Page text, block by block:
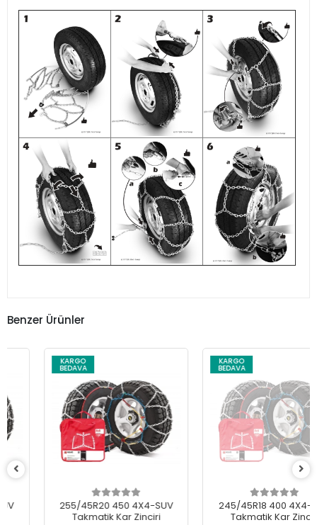
Benzer Ürünler
255/45R20 450 4X4-SUV
Takmatik Kar Zinciri
245/45R18 400 4X4-SUV
Takmatik Kar Zinciri